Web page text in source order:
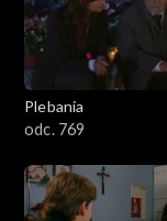
Plebania
odc. 769